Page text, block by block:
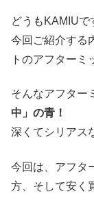
どうもKAMIUで
今回ご紹介する
トのアフターミ
そんなアフター
中」の青！
深くてシリアス
今回は、アフタ
方、そして安く